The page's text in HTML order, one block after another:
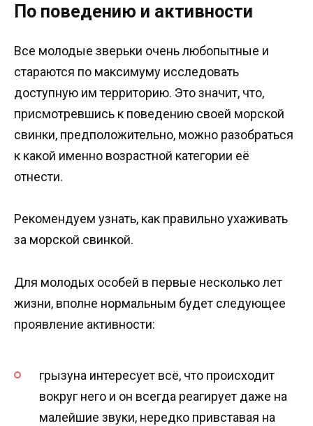
По поведению и активности
Все молодые зверьки очень любопытные и
стараются по максимуму исследовать
доступную им территорию. Это значит, что,
присмотревшись к поведению своей морской
свинки, предположительно, можно разобраться
к какой именно возрастной категории её
отнести.
Рекомендуем узнать, как правильно ухаживать
за морской свинкой.
Для молодых особей в первые несколько лет
жизни, вполне нормальным будет следующее
проявление активности:
грызуна интересует всё, что происходит
вокруг него и он всегда реагирует даже на
малейшие звуки, нередко привставая на